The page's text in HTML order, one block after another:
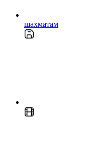
шахматам